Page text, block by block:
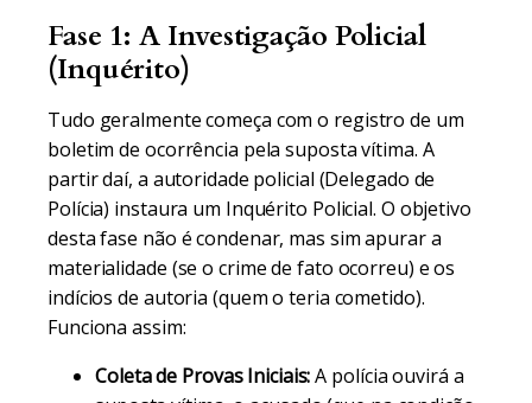
Fase 1: A Investigação Policial
(Inquérito)
Tudo geralmente começa com o registro de um
boletim de ocorrência pela suposta vítima. A
partir daí, a autoridade policial (Delegado de
Polícia) instaura um Inquérito Policial. O objetivo
desta fase não é condenar, mas sim apurar a
materialidade (se o crime de fato ocorreu) e os
indícios de autoria (quem o teria cometido).
Funciona assim:
Coleta de Provas Iniciais:A polícia ouvirá a